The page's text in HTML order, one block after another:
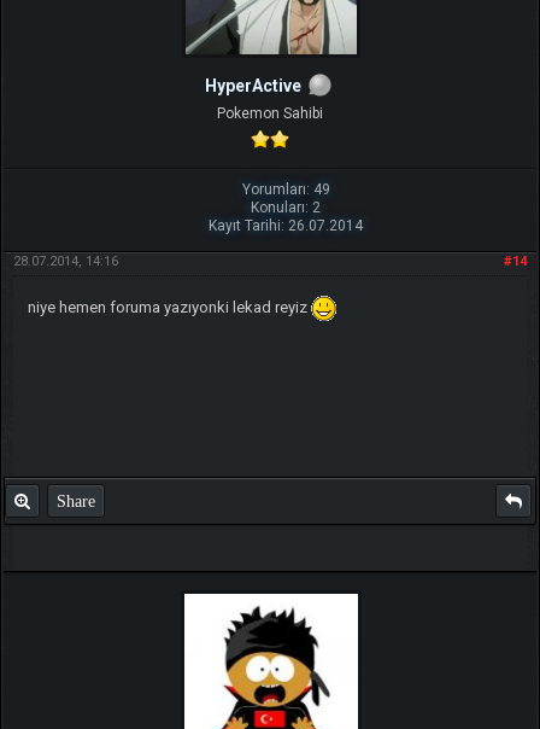
HyperActive
Pokemon Sahibi
Yorumları: 49
Konuları: 2
Kayıt Tarihi: 26.07.2014
#14
28.07.2014, 14:16
niye hemen foruma yazıyonki lekad reyiz
Share